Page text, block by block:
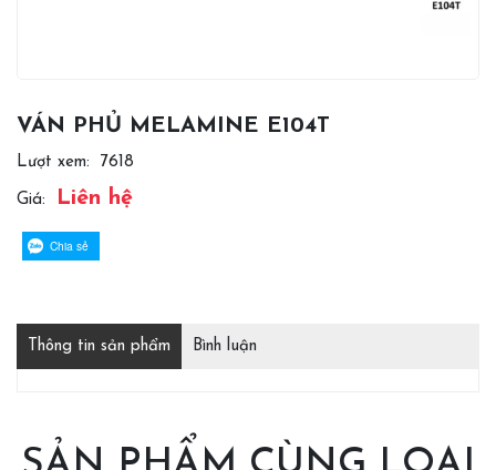
VÁN PHỦ MELAMINE E104T
Lượt xem: 7618
Giá: Liên hệ
Chia sẻ
Thông tin sản phẩm Bình luận